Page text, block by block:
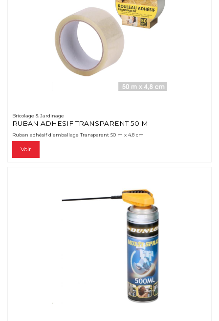
Bricolage & Jardinage
RUBAN ADHESIF TRANSPARENT 50 M
Ruban adhésif d'emballage Transparent 50 m x 4.8 cm
Voir